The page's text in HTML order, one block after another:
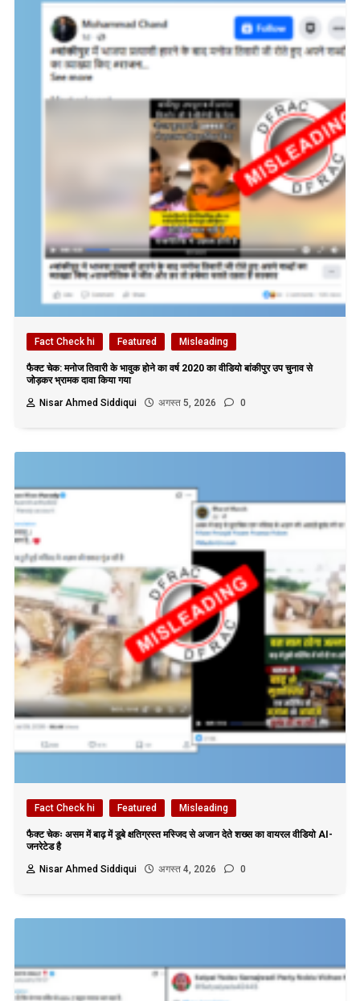
Fact Check hi Featured Misleading
फैक्ट चेक: मनोज तिवारी के भावुक होने का वर्ष 2020 का वीडियो बांकीपुर उप चुनाव से
जोड़कर भ्रामक दावा किया गया
Nisar Ahmed Siddiqui
अगस्त 5, 2026 0
Fact Check hi Featured Misleading
फैक्ट चेकः असम में बाढ़ में डूबे क्षतिग्रस्त मस्जिद से अजान देते शख्स का वायरल वीडियो AI-
जनरेटेड है
Nisar Ahmed Siddiqui
अगस्त 4, 2026 0